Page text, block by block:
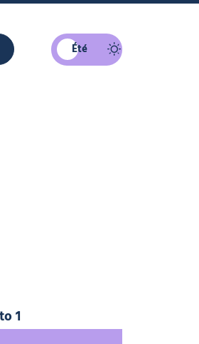
de navigation du mode éco
Été
1